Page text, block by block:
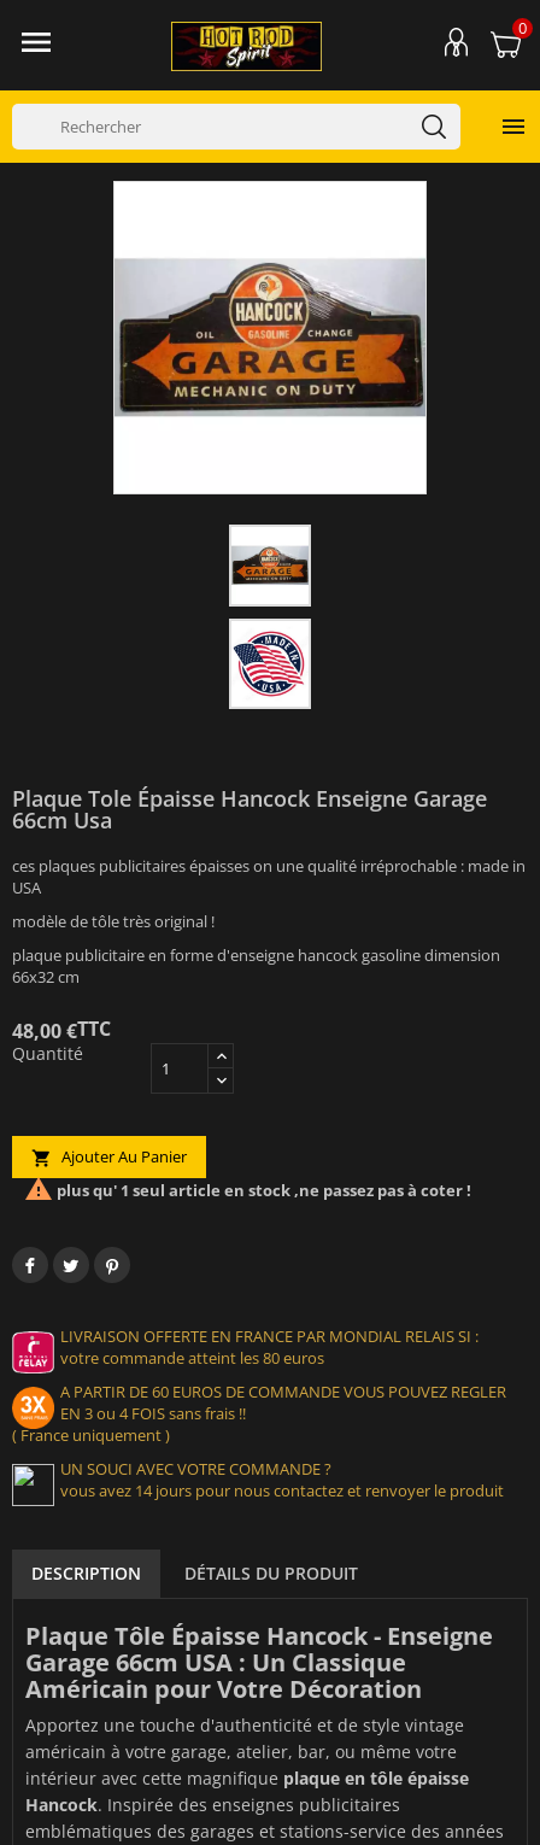
 0

Plaque Tole Épaisse Hancock Enseigne Garage
66cm Usa
ces plaques publicitaires épaisses on une qualité irréprochable : made in
USA
modèle de tôle très original !
plaque publicitaire en forme d'enseigne hancock gasoline dimension
66x32 cm
48,00 €TTC
Quantité
 Ajouter Au Panier
 plus qu' 1 seul article en stock ,ne passez pas à coter !
LIVRAISON OFFERTE EN FRANCE PAR MONDIAL RELAIS SI :
votre commande atteint les 80 euros
A PARTIR DE 60 EUROS DE COMMANDE VOUS POUVEZ REGLER
EN 3 ou 4 FOIS sans frais !!
( France uniquement )
UN SOUCI AVEC VOTRE COMMANDE ?
vous avez 14 jours pour nous contactez et renvoyer le produit
DESCRIPTION DÉTAILS DU PRODUIT
Plaque Tôle Épaisse Hancock - Enseigne
Garage 66cm USA : Un Classique
Américain pour Votre Décoration
Apportez une touche d'authenticité et de style vintage
américain à votre garage, atelier, bar, ou même votre
intérieur avec cette magnifique plaque en tôle épaisse
Hancock. Inspirée des enseignes publicitaires
emblématiques des garages et stations-service des années